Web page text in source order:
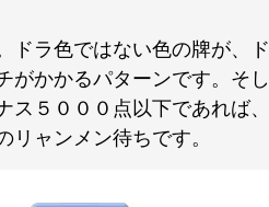
ラ色ではない色の牌が、ド
がかかるパターンです。そし
５０００点以下であれば、
ャンメン待ちです。